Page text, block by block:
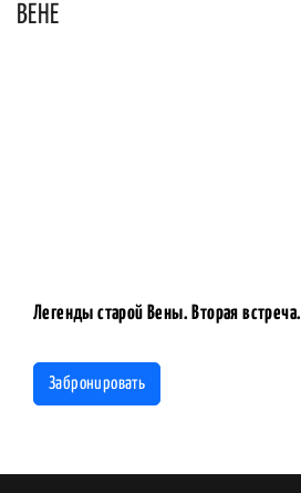
ВЕНЕ
Легенды старой Вены. Вторая встреча.
Забронировать